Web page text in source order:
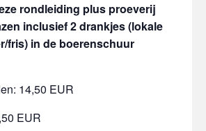
rondleiding plus proeverij
inclusief 2 drankjes (lokale
fris) in de boerenschuur
14,50 EUR
EUR